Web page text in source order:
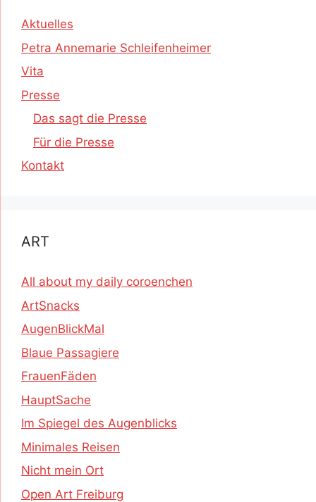
Aktuelles
Petra Annemarie Schleifenheimer
Vita
Presse
Das sagt die Presse
Für die Presse
Kontakt
ART
All about my daily coroenchen
ArtSnacks
AugenBlickMal
Blaue Passagiere
FrauenFäden
HauptSache
Im Spiegel des Augenblicks
Minimales Reisen
Nicht mein Ort
Open Art Freiburg